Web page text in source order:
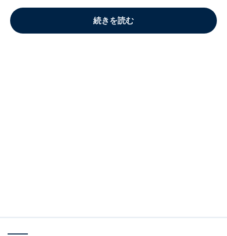
続きを読む